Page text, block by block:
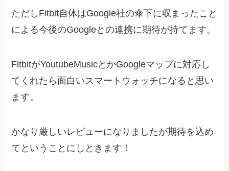
ただしFitbit自体はGoogle社の傘下に収まったこと
による今後のGoogleとの連携に期待が持てます。
FitbitがYoutubeMusicとかGoogleマップに対応し
てくれたら面白いスマートウォッチになると思い
ます。
かなり厳しいレビューになりましたが期待を込め
てということにしときます！